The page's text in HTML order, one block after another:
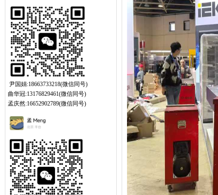
尹国娟:18663733218(微信同号)
曲华冠:13176829461(微信同号)
孟庆然:16652902789(微信同号)